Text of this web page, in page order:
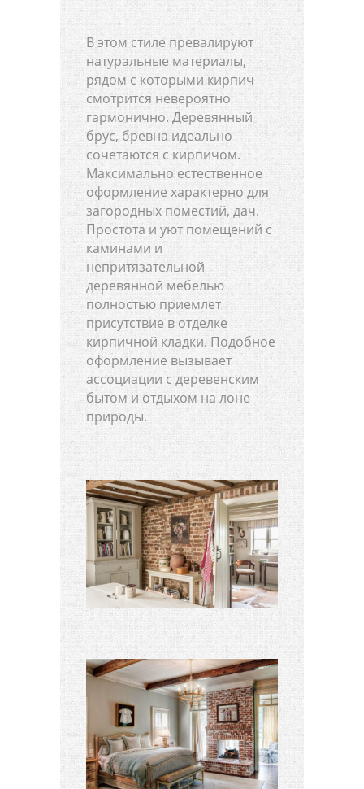
В этом стиле превалируют
натуральные материалы,
рядом с которыми кирпич
смотрится невероятно
гармонично. Деревянный
брус, бревна идеально
сочетаются с кирпичом.
Максимально естественное
оформление характерно для
загородных поместий, дач.
Простота и уют помещений с
каминами и
непритязательной
деревянной мебелью
полностью приемлет
присутствие в отделке
кирпичной кладки. Подобное
оформление вызывает
ассоциации с деревенским
бытом и отдыхом на лоне
природы.